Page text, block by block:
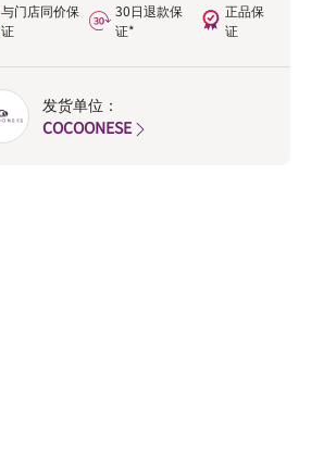
与门店同价保
证
30日退款保
证*
正品保
证
发货单位：
COCOONESE